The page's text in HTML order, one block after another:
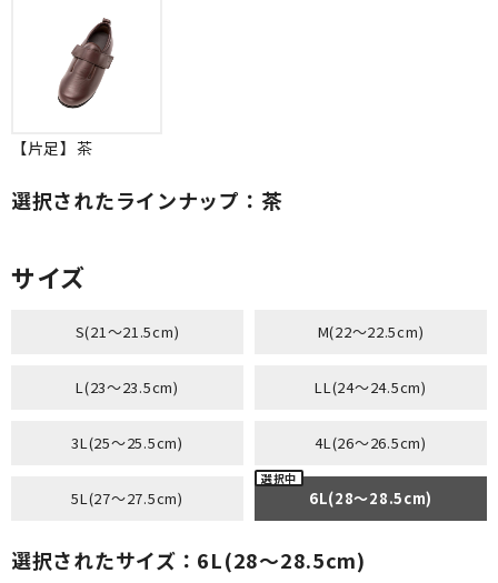
【片足】茶
選択されたラインナップ：茶
サイズ
S(21～21.5cm) M(22～22.5cm)
L(23～23.5cm) LL(24～24.5cm)
3L(25～25.5cm) 4L(26～26.5cm)
5L(27～27.5cm) 6L(28～28.5cm)
選択されたサイズ：6L(28～28.5cm)